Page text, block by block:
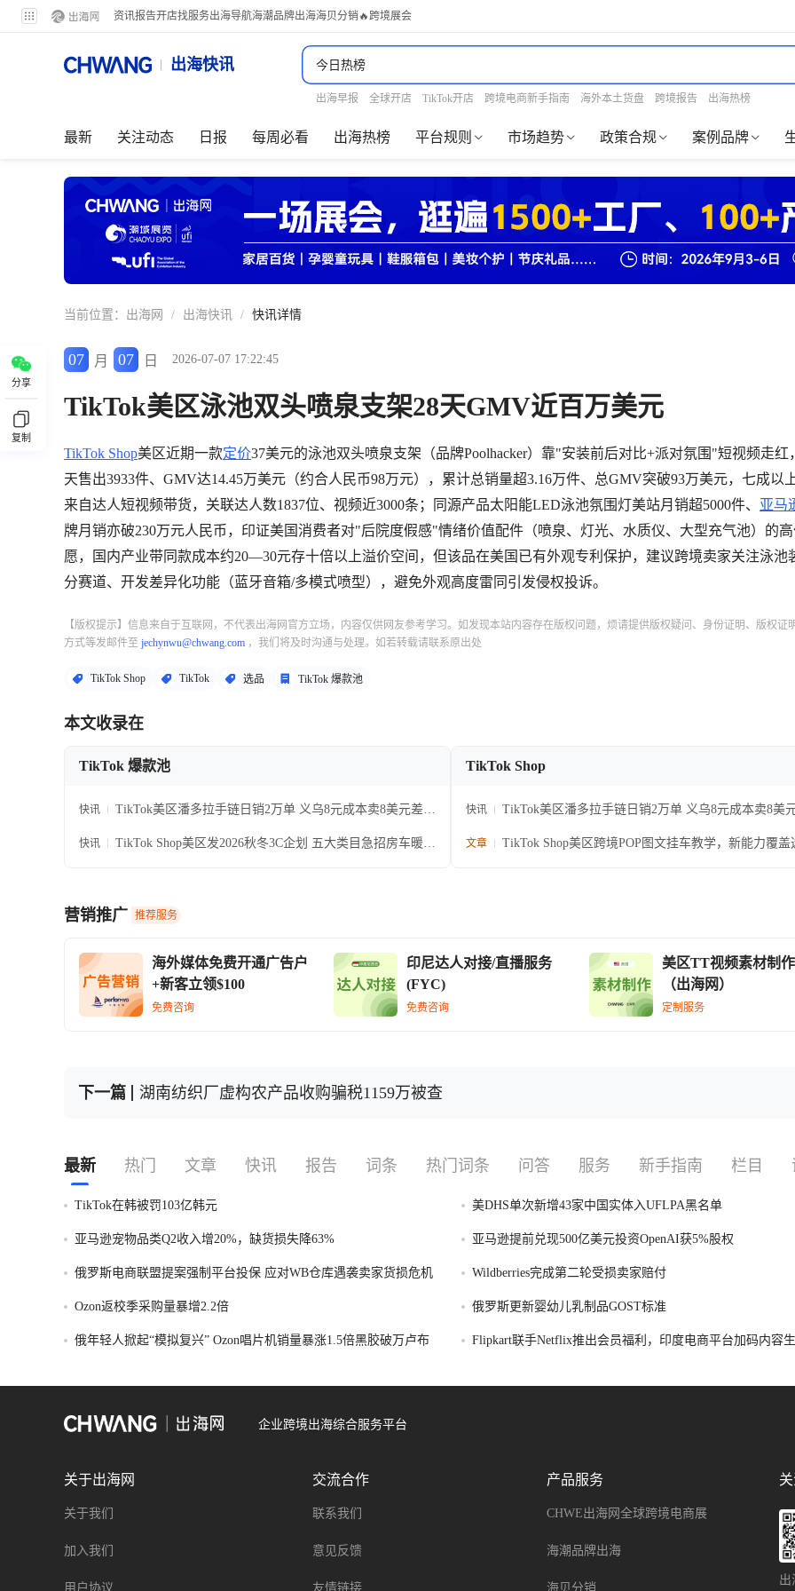
资讯报告开店找服务出海导航海潮品牌出海海贝分销 🔥跨境展会
出海快讯
出海早报 全球开店 TikTok开店 跨境电商新手指南 海外本土货盘 跨境报告 出海热榜
最新 关注动态 日报 每周必看 出海热榜 平台规则 市场趋势 政策合规 案例品牌
当前位置： 出海网 / 出海快讯 / 快讯详情
分享
复制
07 月 07 日 2026-07-07 17:22:45
TikTok美区泳池双头喷泉支架28天GMV近百万美元
TikTok Shop美区近期一款定价37美元的泳池双头喷泉支架（品牌Poolhacker）靠"安装前后对比+派对氛围"短视频走红
天售出3933件、GMV达14.45万美元（约合人民币98万元），累计总销量超3.16万件、总GMV突破93万美元，七成以
来自达人短视频带货，关联达人数1837位、视频近3000条；同源产品太阳能LED泳池氛围灯美站月销超5000件、 亚马
牌月销亦破230万元人民币，印证美国消费者对"后院度假感"情绪价值配件（喷泉、灯光、水质仪、大型充气池）的
愿，国内产业带同款成本约20—30元存十倍以上溢价空间，但该品在美国已有外观专利保护，建议跨境卖家关注泳池
分赛道、开发差异化功能（蓝牙音箱/多模式喷型），避免外观高度雷同引发侵权投诉。
【版权提示】信息来自于互联网，不代表出海网官方立场，内容仅供网友参考学习。如发现本站内容存在版权问题，烦请提供版权疑问、身份证明、版权证
方式等发邮件至 jechynwu@chwang.com ，我们将及时沟通与处理。如若转载请联系原出处
TikTok Shop TikTok 选品 TikTok 爆款池
本文收录在
TikTok 爆款池
快讯
TikTok美区潘多拉手链日销2万单 义乌8元成本卖8美元差价
快讯
TikTok Shop美区发2026秋冬3C企划 五大类目急招房车暖风
TikTok Shop
快讯
TikTok美区潘多拉手链日销2万单 义乌8元成本卖8美
文章
TikTok Shop美区跨境POP图文挂车教学，新能力覆盖
营销推广 推荐服务
海外媒体免费开通广告户
+新客立领$100
免费咨询
印尼达人对接/直播服务
(FYC)
免费咨询
美区TT视频素材制作
（出海网）
定制服务
下一篇 湖南纺织厂虚构农产品收购骗税1159万被查
最新 热门 文章 快讯 报告 词条 热门词条 问答 服务 新手指南 栏目
TikTok在韩被罚103亿韩元 美DHS单次新增43家中国实体入UFLPA黑名单
亚马逊宠物品类Q2收入增20%，缺货损失降63% 亚马逊提前兑现500亿美元投资OpenAI获5%股权
俄罗斯电商联盟提案强制平台投保 应对WB仓库遇袭卖家货损危机 Wildberries完成第二轮受损卖家赔付
Ozon返校季采购量暴增2.2倍 俄罗斯更新婴幼儿乳制品GOST标准
俄年轻人掀起“模拟复兴” Ozon唱片机销量暴涨1.5倍黑胶破万卢布 Flipkart联手Netflix推出会员福利，印度电商平台加码内容
企业跨境出海综合服务平台
关于出海网
关于我们
加入我们
用户协议
交流合作
联系我们
意见反馈
友情链接
产品服务
CHWE出海网全球跨境电商展
海潮品牌出海
海贝分销
关
出